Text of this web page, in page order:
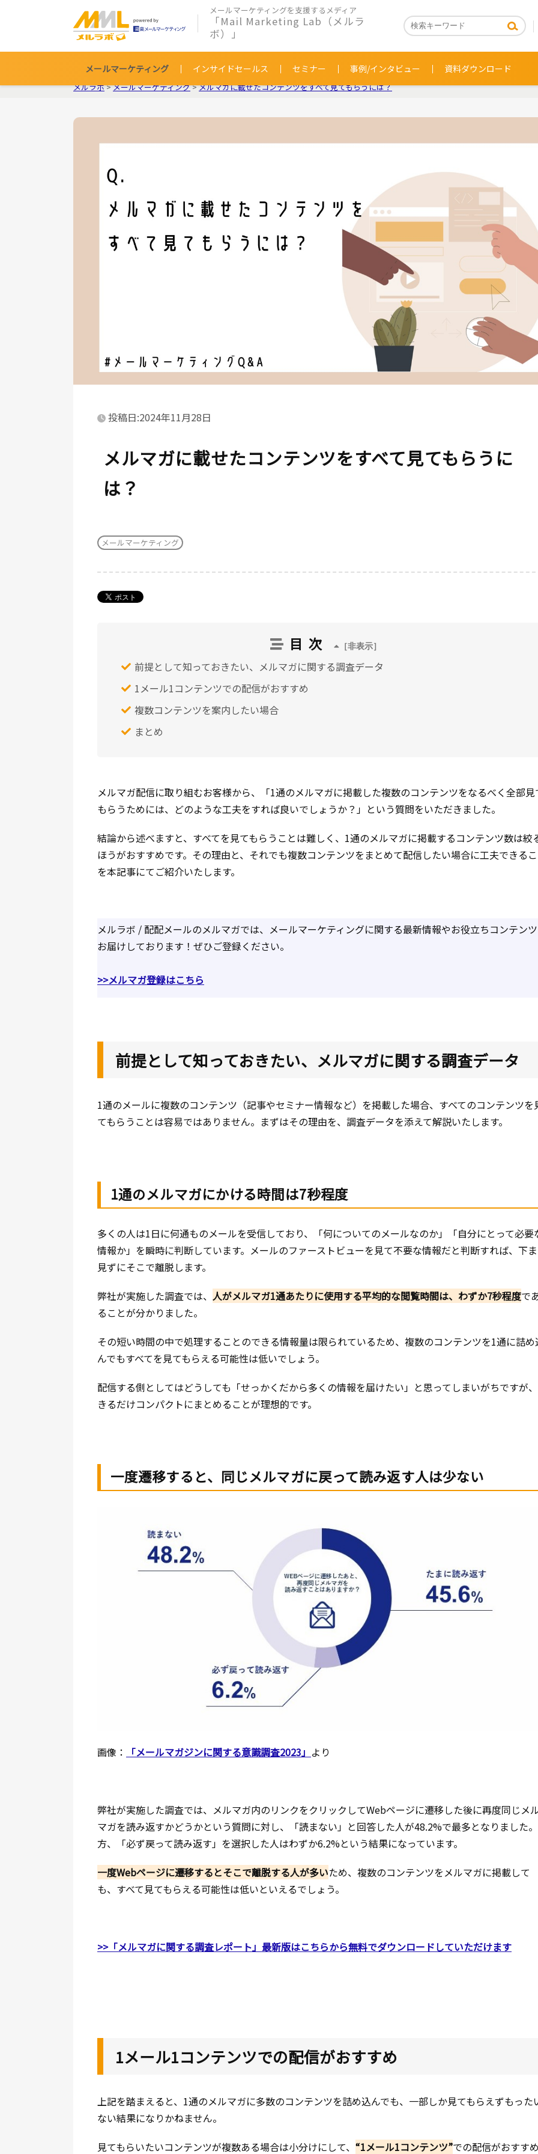
メールマーケティングを支援するメディア
「Mail Marketing Lab（メルラ
ボ）」
メールマーケティング インサイドセールス セミナー 事例/インタビュー 資料ダウンロード
メルラボ>メールマーケティング>メルマガに載せたコンテンツをすべて見てもらうには？
投稿日:2024年11月28日
メルマガに載せたコンテンツをすべて見てもらうに
は？
メールマーケティング
目次
前提として知っておきたい、メルマガに関する調査データ
1メール1コンテンツでの配信がおすすめ
複数コンテンツを案内したい場合
まとめ
メルマガ配信に取り組むお客様から、「1通のメルマガに掲載した複数のコンテンツをなるべく全部見
もらうためには、どのような工夫をすれば良いでしょうか？」という質問をいただきました。
結論から述べますと、すべてを見てもらうことは難しく、1通のメルマガに掲載するコンテンツ数は絞
ほうがおすすめです。その理由と、それでも複数コンテンツをまとめて配信したい場合に工夫できる
を本記事にてご紹介いたします。
メルラボ / 配配メールのメルマガでは、メールマーケティングに関する最新情報やお役立ちコンテン
お届けしております！ぜひご登録ください。
>>メルマガ登録はこちら
前提として知っておきたい、メルマガに関する調査データ
1通のメールに複数のコンテンツ（記事やセミナー情報など）を掲載した場合、すべてのコンテンツを
てもらうことは容易ではありません。まずはその理由を、調査データを添えて解説いたします。
1通のメルマガにかける時間は7秒程度
多くの人は1日に何通ものメールを受信しており、「何についてのメールなのか」「自分にとって必要
情報か」を瞬時に判断しています。メールのファーストビューを見て不要な情報だと判断すれば、下
見ずにそこで離脱します。
弊社が実施した調査では、 人がメルマガ1通あたりに使用する平均的な閲覧時間は、わずか7秒程度で
ることが分かりました。
その短い時間の中で処理することのできる情報量は限られているため、複数のコンテンツを1通に詰め
んでもすべてを見てもらえる可能性は低いでしょう。
配信する側としてはどうしても「せっかくだから多くの情報を届けたい」と思ってしまいがちですが
きるだけコンパクトにまとめることが理想的です。
一度遷移すると、同じメルマガに戻って読み返す人は少ない
画像： 「メールマガジンに関する意識調査2023」 より
弊社が実施した調査では、メルマガ内のリンクをクリックしてWebページに遷移した後に再度同じメ
マガを読み返すかどうかという質問に対し、「読まない」と回答した人が48.2%で最多となりました
方、「必ず戻って読み返す」を選択した人はわずか6.2%という結果になっています。
一度Webページに遷移するとそこで離脱する人が多いため、複数のコンテンツをメルマガに掲載して
も、すべて見てもらえる可能性は低いといえるでしょう。
>>「メルマガに関する調査レポート」最新版はこちらから無料でダウンロードしていただけます
1メール1コンテンツでの配信がおすすめ
上記を踏まえると、1通のメルマガに多数のコンテンツを詰め込んでも、一部しか見てもらえずもった
ない結果になりかねません。
見てもらいたいコンテンツが複数ある場合は小分けにして、 “1メール1コンテンツ”での配信がおすす